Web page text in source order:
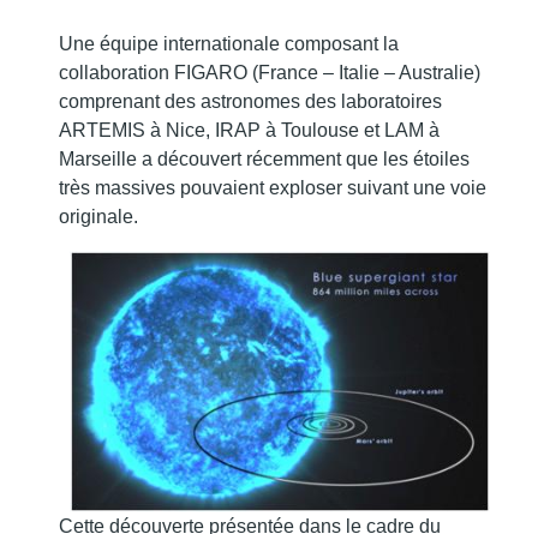
Une équipe internationale composant la
collaboration FIGARO (France – Italie – Australie)
comprenant des astronomes des laboratoires
ARTEMIS à Nice, IRAP à Toulouse et LAM à
Marseille a découvert récemment que les étoiles
très massives pouvaient exploser suivant une voie
originale.
Cette découverte présentée dans le cadre du